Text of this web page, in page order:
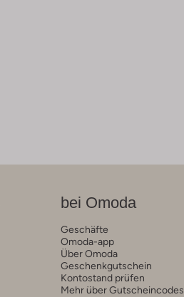
bei Omoda
Geschäfte
Omoda-app
Über Omoda
Geschenkgutschein
Kontostand prüfen
Mehr über Gutscheincodes